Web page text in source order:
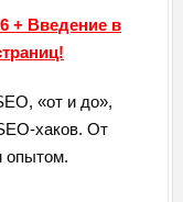
+ Введение в
«от и до»,
хаков. От
опытом.